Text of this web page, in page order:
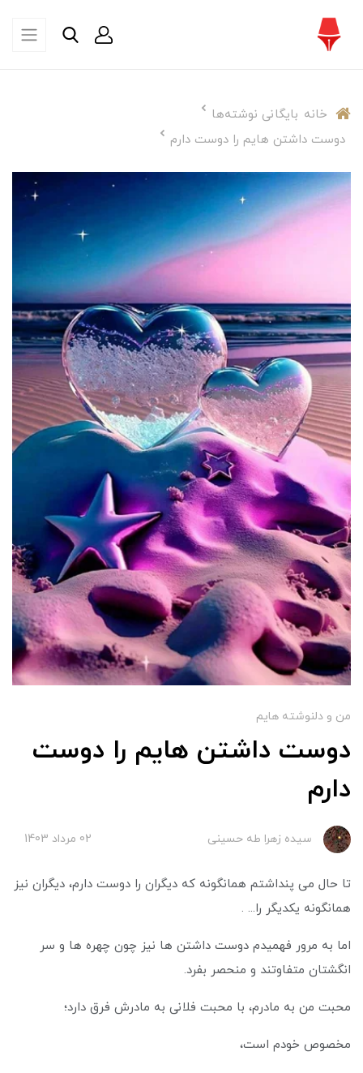
خانه بایگانی نوشته‌ها
دوست داشتن هایم را دوست دارم
من و دلنوشته هایم
دوست داشتن هایم را دوست
دارم
سیده زهرا طه حسینی 02 مرداد 1403
تا حال می پنداشتم همانگونه که دیگران را دوست دارم، دیگران نیز
همانگونه یکدیگر را... .
اما به مرور فهمیدم دوست داشتن ها نیز چون چهره ها و سر
انگشتان متفاوتند و منحصر بفرد.
محبت من به مادرم، با محبت فلانی به مادرش فرق دارد؛
مخصوص خودم است،